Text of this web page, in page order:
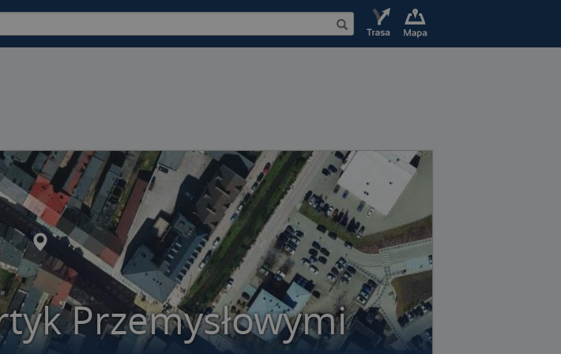
Przemysłowymi